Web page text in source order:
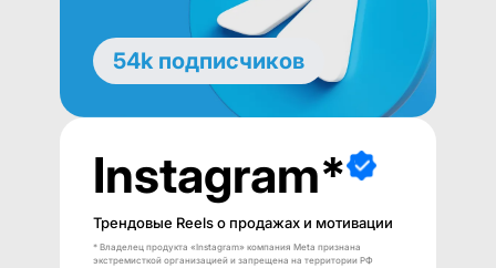
54k подписчиков
Instagram*
Трендовые Reels о продажах и мотивации
* Владелец продукта «Instagram» компания Meta признана
экстремисткой организацией и запрещена на территории РФ